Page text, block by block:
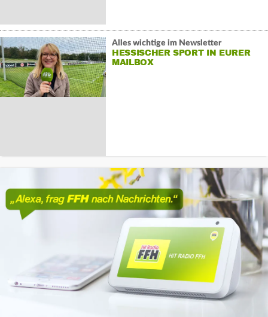
Alles wichtige im Newsletter
HESSISCHER SPORT IN EURER
MAILBOX